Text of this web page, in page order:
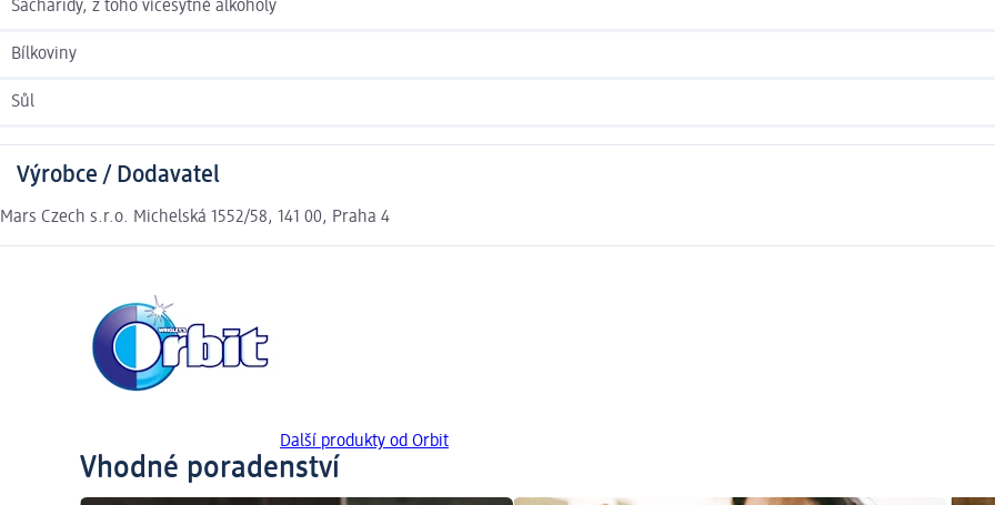
Sacharidy, z toho vícesytné alkoholy
Bílkoviny
Sůl
Výrobce / Dodavatel
Mars Czech s.r.o. Michelská 1552/58, 141 00, Praha 4
Další produkty od Orbit
Vhodné poradenství